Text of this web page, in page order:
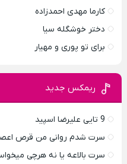
کارما مهدی احمدزاده
دختر خوشگله سیا
برای تو پوری و مهیار
ریمکس جدید
9 تایی علیرضا اسپید
سرت شدم روانی من قرص
سرت بالاعه یا نه هرچی